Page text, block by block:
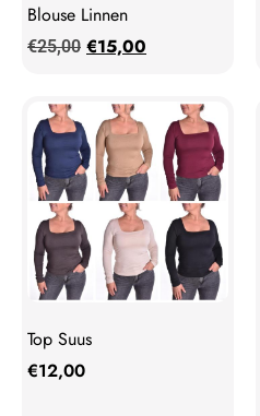
Blouse Linnen
€25,00 €15,00
Top Suus
€12,00